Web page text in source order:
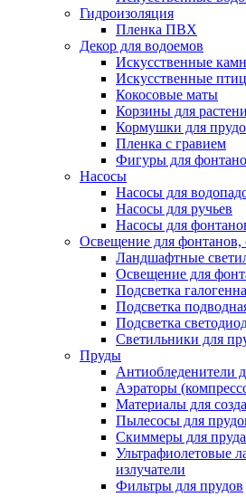
Гидроизоляция
Пленка ПВХ
Декор для водоемов
Искусственные
Искусственные
Кокосовые маты
Корзины для
Кормушки для
Пленка с гравием
Фигуры для
Насосы
Насосы для
Насосы для ручьев
Насосы для
Освещение для фонтанов,
Ландшафтные
Освещение для
Подсветка
Подсветка
Подсветка
Светильники для
Пруды
Антиобледенители
Аэраторы
Материалы для
Пылесосы для
Скиммеры для пруда
Ультрафиолетовые
излучатели
Фильтры для прудов